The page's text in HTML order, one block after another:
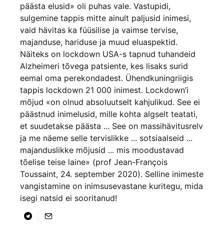
päästa elusid» oli puhas vale. Vastupidi,
sulgemine tappis mitte ainult paljusid inimesi,
vaid hävitas ka füüsilise ja vaimse tervise,
majanduse, hariduse ja muud eluaspektid.
Näiteks on lockdown USA-s tapnud tuhandeid
Alzheimeri tõvega patsiente, kes lisaks surid
eemal oma perekondadest. Ühendkuningriigis
tappis lockdown 21 000 inimest. Lockdown’i
mõjud «on olnud absoluutselt kahjulikud. See ei
päästnud inimelusid, mille kohta algselt teatati,
et suudetakse päästa ... See on massihävitusrelv
ja me näeme selle tervislikke ... sotsiaalseid ...
majanduslikke mõjusid ... mis moodustavad
tõelise teise laine» (prof Jean-François
Toussaint, 24. september 2020). Selline inimeste
vangistamine on inimsusevastane kuritegu, mida
isegi natsid ei sooritanud!